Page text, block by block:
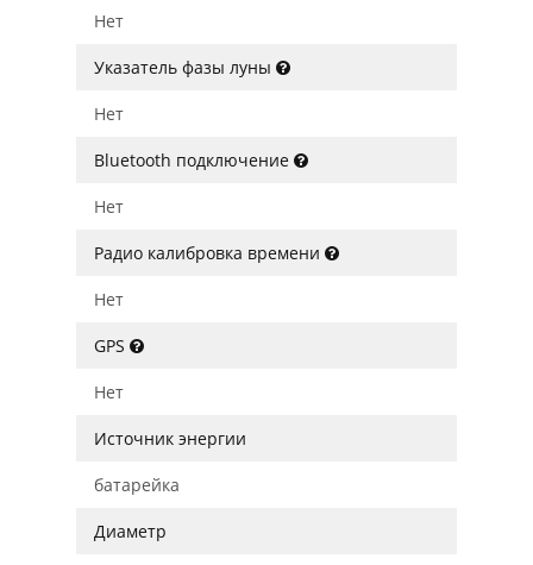
Нет
Указатель фазы луны
Нет
Bluetooth подключение
Нет
Радио калибровка времени
Нет
GPS
Нет
Источник энергии
батарейка
Диаметр